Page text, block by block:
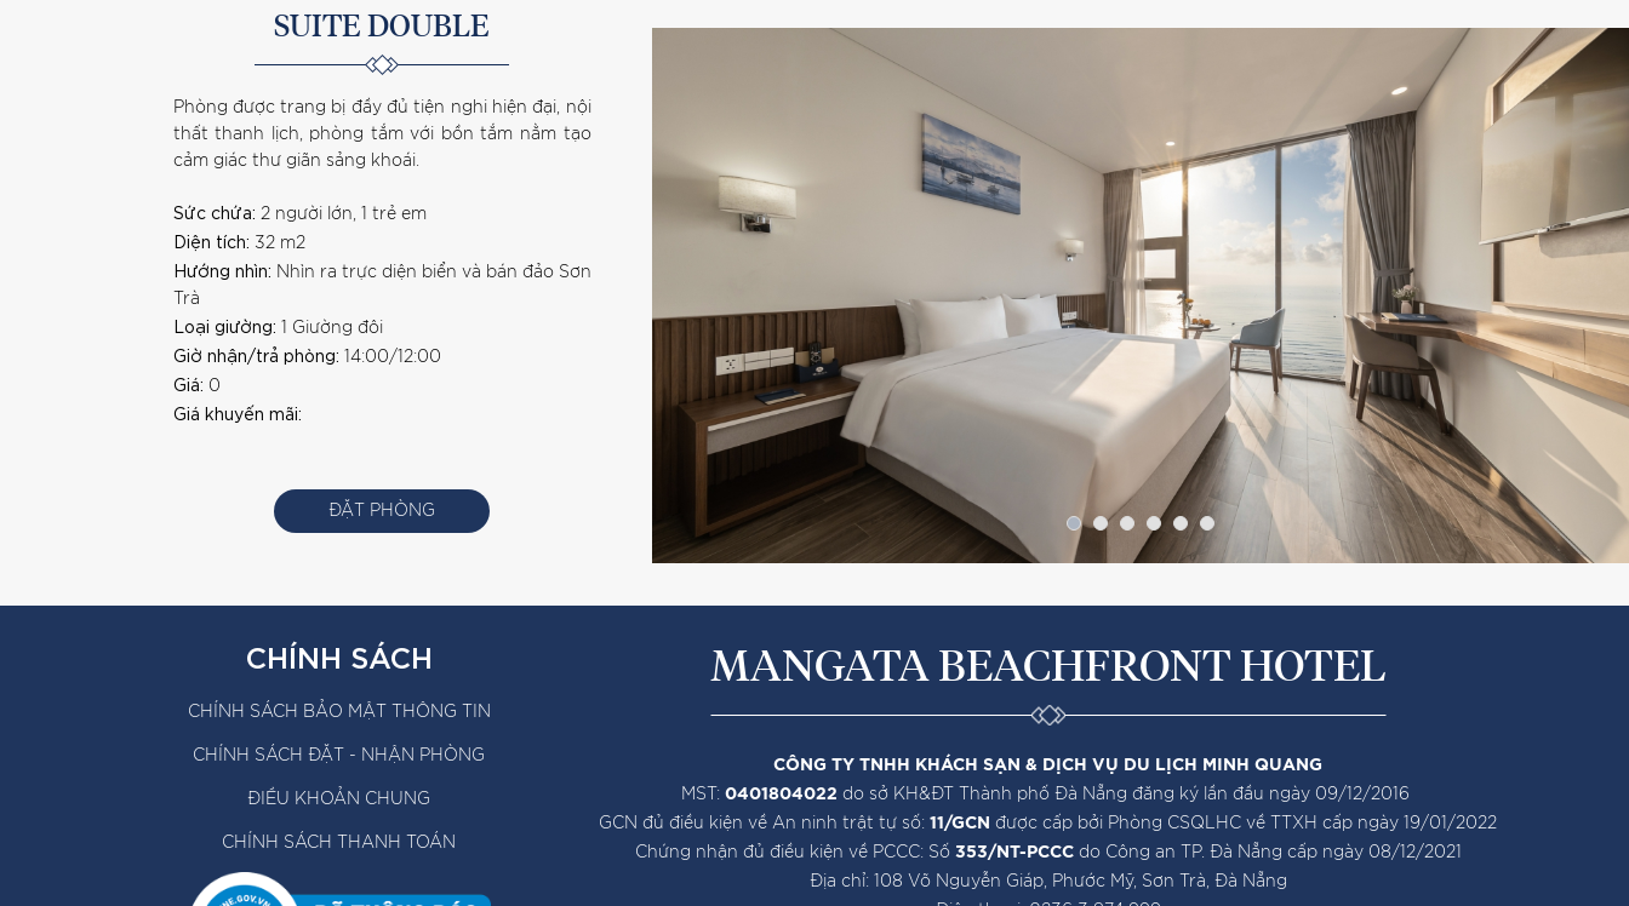
SUITE DOUBLE
Phòng được trang bị đầy đủ tiện nghi hiện đại, nội
thất thanh lịch, phòng tắm với bồn tắm nằm tạo
cảm giác thư giãn sảng khoái.
Sức chứa: 2 người lớn, 1 trẻ em
Diện tích: 32 m2
Hướng nhìn: Nhìn ra trực diện biển và bán đảo Sơn
Trà
Loại giường: 1 Giường đôi
Giờ nhận/trả phòng: 14:00/12:00
Giá: 0
Giá khuyến mãi:
ĐẶT PHÒNG
CHÍNH SÁCH
CHÍNH SÁCH BẢO MẬT THÔNG TIN
CHÍNH SÁCH ĐẶT - NHẬN PHÒNG
ĐIỀU KHOẢN CHUNG
CHÍNH SÁCH THANH TOÁN
MANGATA BEACHFRONT HOTEL
CÔNG TY TNHH KHÁCH SẠN & DỊCH VỤ DU LỊCH MINH QUANG
MST: 0401804022 do sở KH&ĐT Thành phố Đà Nẵng đăng ký lần đầu ngày 09/12/2016
GCN đủ điều kiện về An ninh trật tự số: 11/GCN được cấp bởi Phòng CSQLHC về TTXH cấp ngày 19/01/2022
Chứng nhận đủ điều kiện về PCCC: Số 353/NT-PCCCdo Công an TP. Đà Nẵng cấp ngày 08/12/2021
Địa chỉ: 108 Võ Nguyễn Giáp, Phước Mỹ, Sơn Trà, Đà Nẵng